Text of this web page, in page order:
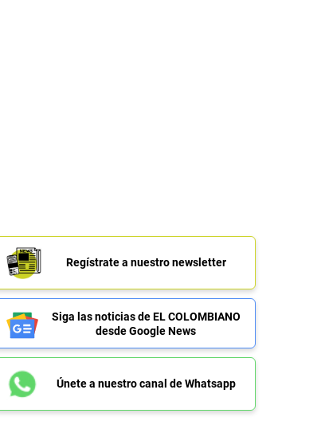
Regístrate a nuestro newsletter
Siga las noticias de EL COLOMBIANO
desde Google News
Únete a nuestro canal de Whatsapp